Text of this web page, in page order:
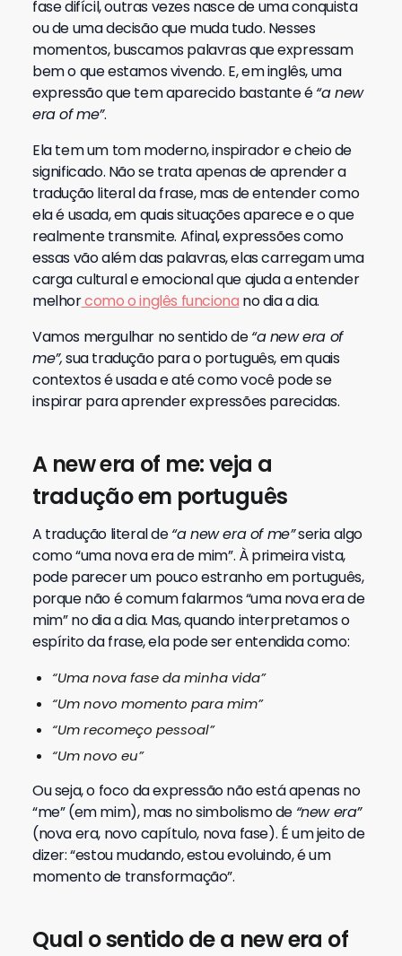
fase difícil, outras vezes nasce de uma conquista
ou de uma decisão que muda tudo. Nesses
momentos, buscamos palavras que expressam
bem o que estamos vivendo. E, em inglês, uma
expressão que tem aparecido bastante é“a new
era of me”.
Ela tem um tom moderno, inspirador e cheio de
significado. Não se trata apenas de aprender a
tradução literal da frase, mas de entender como
ela é usada, em quais situações aparece e o que
realmente transmite. Afinal, expressões como
essas vão além das palavras, elas carregam uma
carga cultural e emocional que ajuda a entender
melhorcomo o inglês funciona no dia a dia.
Vamos mergulhar no sentido de“a new era of
me”,sua tradução para o português, em quais
contextos é usada e até como você pode se
inspirar para aprender expressões parecidas.
A new era of me: veja a
tradução em português
A tradução literal de“a new era of me”seria algo
como “uma nova era de mim”. À primeira vista,
pode parecer um pouco estranho em português,
porque não é comum falarmos “uma nova era de
mim” no dia a dia. Mas, quando interpretamos o
espírito da frase, ela pode ser entendida como:
“Uma nova fase da minha vida”
“Um novo momento para mim”
“Um recomeço pessoal”
“Um novo eu”
Ou seja, o foco da expressão não está apenas no
“me” (em mim), mas no simbolismo de “new era”
(nova era, novo capítulo, nova fase). É um jeito de
dizer: “estou mudando, estou evoluindo, é um
momento de transformação”.
Qual o sentido de a new era of